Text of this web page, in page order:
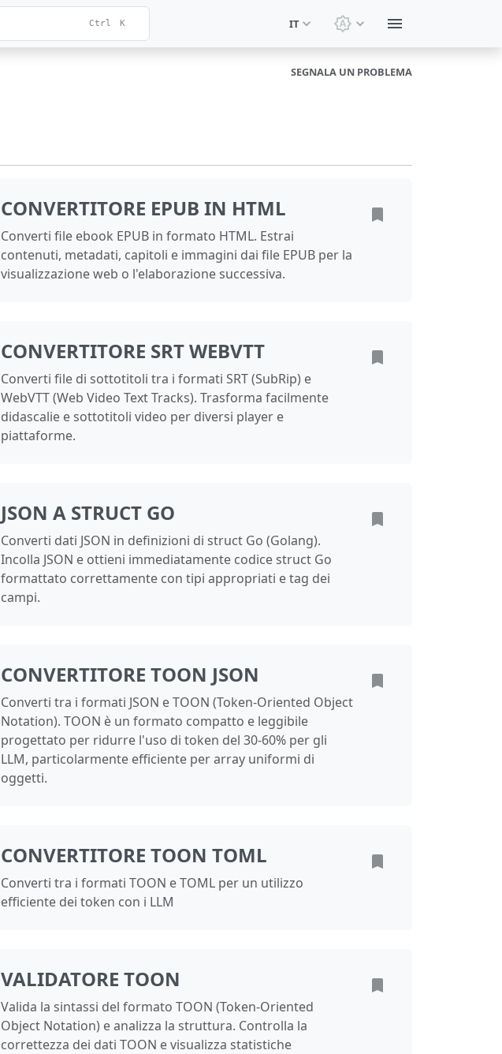
Ctrl K IT Cambia tema: Tema di
SEGNALA UN PROBLEMA
CONVERTITORE EPUB IN HTML
Converti file ebook EPUB in formato HTML. Estrai
contenuti, metadati, capitoli e immagini dai file EPUB per la
visualizzazione web o l'elaborazione successiva.
CONVERTITORE SRT WEBVTT
Converti file di sottotitoli tra i formati SRT (SubRip) e
WebVTT (Web Video Text Tracks). Trasforma facilmente
didascalie e sottotitoli video per diversi player e
piattaforme.
JSON A STRUCT GO
Converti dati JSON in definizioni di struct Go (Golang).
Incolla JSON e ottieni immediatamente codice struct Go
formattato correttamente con tipi appropriati e tag dei
campi.
CONVERTITORE TOON JSON
Converti tra i formati JSON e TOON (Token-Oriented Object
Notation). TOON è un formato compatto e leggibile
progettato per ridurre l'uso di token del 30-60% per gli
LLM, particolarmente efficiente per array uniformi di
oggetti.
CONVERTITORE TOON TOML
Converti tra i formati TOON e TOML per un utilizzo
efficiente dei token con i LLM
VALIDATORE TOON
Valida la sintassi del formato TOON (Token-Oriented
Object Notation) e analizza la struttura. Controlla la
correttezza dei dati TOON e visualizza statistiche